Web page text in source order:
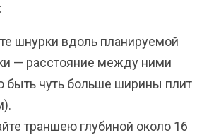
шнурки вдоль планируемой
— расстояние между ними
быть чуть больше ширины плит
траншею глубиной около 16